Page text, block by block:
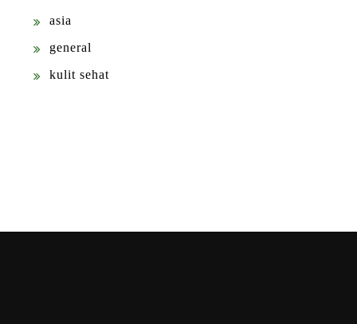
asia
general
kulit sehat